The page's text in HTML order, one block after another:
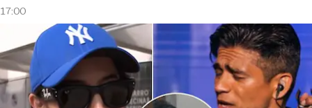
17:00